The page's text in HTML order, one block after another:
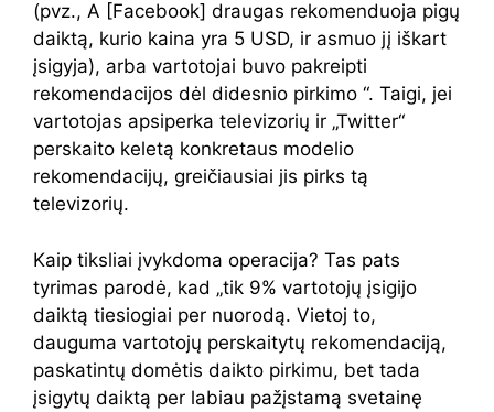
(pvz., A [Facebook] draugas rekomenduoja pigų
daiktą, kurio kaina yra 5 USD, ir asmuo jį iškart
įsigyja), arba vartotojai buvo pakreipti
rekomendacijos dėl didesnio pirkimo “. Taigi, jei
vartotojas apsiperka televizorių ir „Twitter“
perskaito keletą konkretaus modelio
rekomendacijų, greičiausiai jis pirks tą
televizorių.
Kaip tiksliai įvykdoma operacija? Tas pats
tyrimas parodė, kad „tik 9% vartotojų įsigijo
daiktą tiesiogiai per nuorodą. Vietoj to,
dauguma vartotojų perskaitytų rekomendaciją,
paskatintų domėtis daikto pirkimu, bet tada
įsigytų daiktą per labiau pažįstamą svetainę